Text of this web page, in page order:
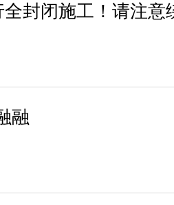
封闭施工！请注意
融